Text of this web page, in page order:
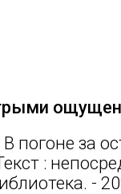
В погоне за
:
-